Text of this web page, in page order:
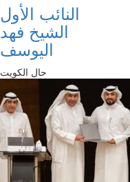
النائب الأول
الشيخ فهد
اليوسف
حال الكويت